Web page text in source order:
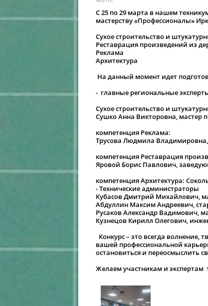
С 25 по 29 марта в нашем
мастерству «Профессионалы»
Сухое строительство и
Реставрация произведений из
Реклама
Архитектура
На данный момент идет
- главные региональные
Сухое строительство и
Сушко Анна Викторовна, мастер
компетенция Реклама:
Трусова Людмила
компетенция Реставрация
Яровой Борис Павлович,
компетенция Архитектура:
- Технические администраторы
Кубасов Дмитрий Михайлович,
Абдуллин Максим Андреевич,
Русаков Александр Вадимович,
Кузнецов Кирилл Олегович,
Конкурс – это всегда волнение,
вашей профессиональной
остановиться и переосмыслить
Желаем участникам и экспертам